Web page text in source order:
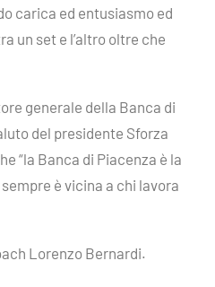
carica ed entusiasmo ed
un set e l’altro oltre che
generale della Banca di
del presidente Sforza
“la Banca di Piacenza è la
è vicina a chi lavora
Lorenzo Bernardi.